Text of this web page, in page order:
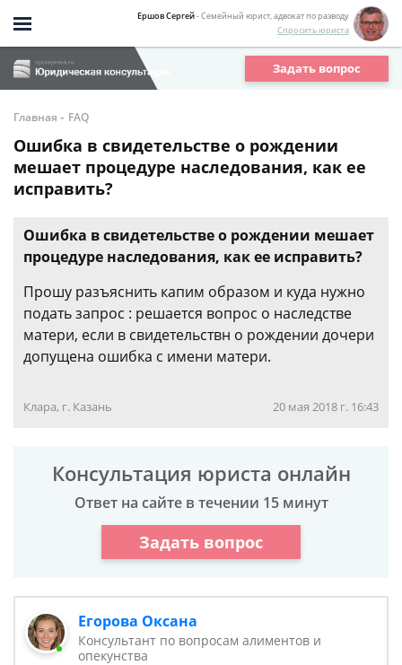
Ершов Сергей- Семейный юрист, адвокат по разводу
Спросить юриста
Задать вопрос
Главная - FAQ
Ошибка в свидетельстве о рождении
мешает процедуре наследования, как ее
исправить?
Ошибка в свидетельстве о рождении мешает
процедуре наследования, как ее исправить?
Прошу разъяснить капим образом и куда нужно
подать запрос : решается вопрос о наследстве
матери, если в свидетельствн о рождении дочери
допущена ошибка с имени матери.
Клара, г. Казань 20 мая 2018 г. 16:43
Консультация юриста онлайн
Ответ на сайте в течении 15 минут
Задать вопрос
Егорова Оксана
Консультант по вопросам алиментов и
опекунства